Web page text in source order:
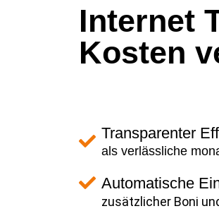
Internet
Kosten
Transparenter
als verlässliche
Automatische
zusätzlicher Boni